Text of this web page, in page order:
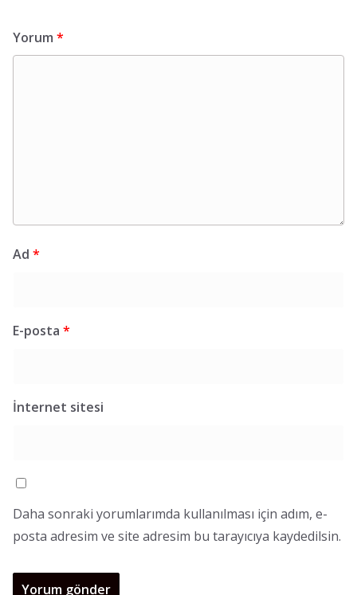
Yorum *
Ad *
E-posta *
İnternet sitesi
Daha sonraki yorumlarımda kullanılması için adım, e-
posta adresim ve site adresim bu tarayıcıya kaydedilsin.